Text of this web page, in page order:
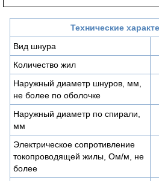
Технические
Вид шнура
Количество жил
Наружный диаметр шнуров, мм,
не более по оболочке
Наружный диаметр по спирали,
мм
Электрическое сопротивление
токопроводящей жилы, Ом/м, не
более